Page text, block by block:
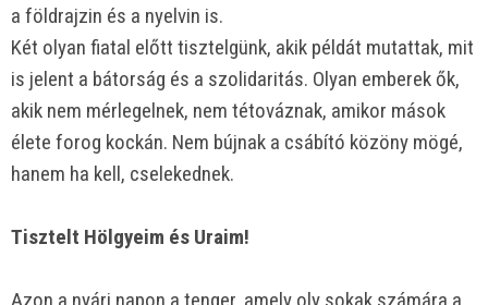
a földrajzin és a nyelvin is.
Két olyan fiatal előtt tisztelgünk, akik példát mutattak, mit
is jelent a bátorság és a szolidaritás. Olyan emberek ők,
akik nem mérlegelnek, nem tétováznak, amikor mások
élete forog kockán. Nem bújnak a csábító közöny mögé,
hanem ha kell, cselekednek.
Tisztelt Hölgyeim és Uraim!